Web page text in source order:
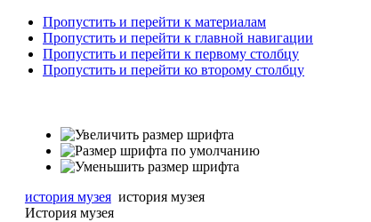
Пропустить и перейти к материалам
Пропустить и перейти к главной навигации
Пропустить и перейти к первому столбцу
Пропустить и перейти ко второму столбцу
история музея история музея
История музея